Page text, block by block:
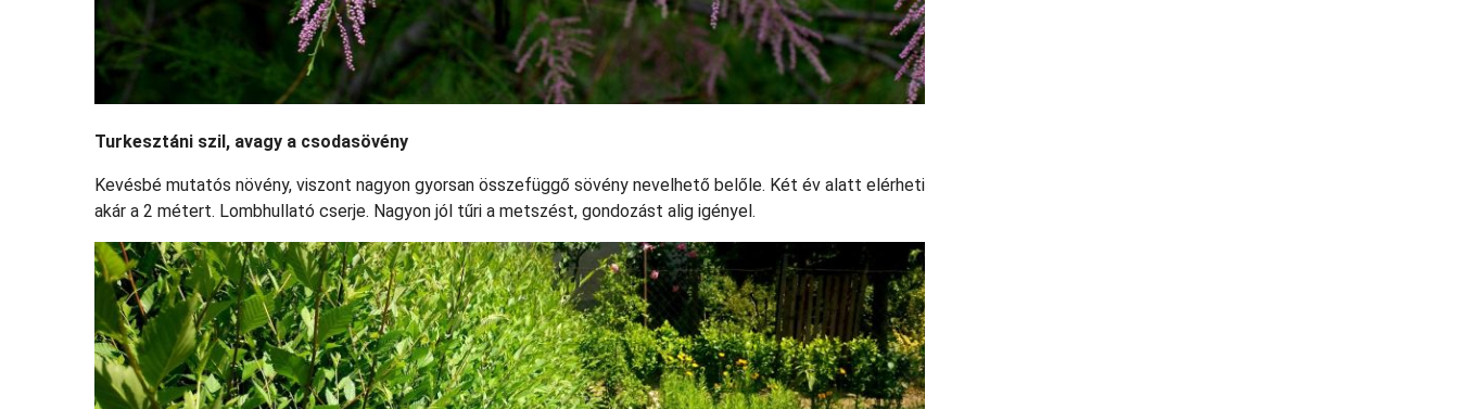
Turkesztáni szil, avagy a csodasövény
Kevésbé mutatós növény, viszont nagyon gyorsan összefüggő sövény nevelhető belőle. Két év alatt elérheti
akár a 2 métert. Lombhullató cserje. Nagyon jól tűri a metszést, gondozást alig igényel.